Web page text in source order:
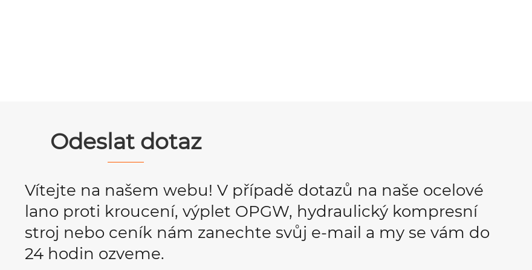
Odeslat dotaz
Vítejte na našem webu! V případě dotazů na naše ocelové
lano proti kroucení, výplet OPGW, hydraulický kompresní
stroj nebo ceník nám zanechte svůj e-mail a my se vám do
24 hodin ozveme.